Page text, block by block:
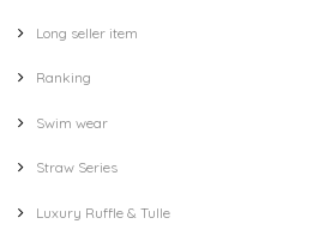
Long seller item
Ranking
Swim wear
Straw Series
Luxury Ruffle & Tulle